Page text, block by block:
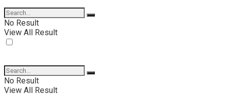
No Result
View All Result
No Result
View All Result